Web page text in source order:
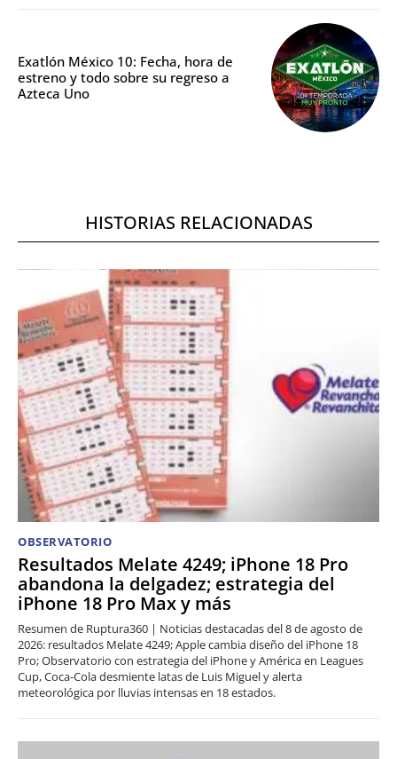
Exatlón México 10: Fecha, hora de
estreno y todo sobre su regreso a
Azteca Uno
HISTORIAS RELACIONADAS
OBSERVATORIO
Resultados Melate 4249; iPhone 18 Pro
abandona la delgadez; estrategia del
iPhone 18 Pro Max y más
Resumen de Ruptura360 | Noticias destacadas del 8 de agosto de
2026: resultados Melate 4249; Apple cambia diseño del iPhone 18
Pro; Observatorio con estrategia del iPhone y América en Leagues
Cup, Coca-Cola desmiente latas de Luis Miguel y alerta
meteorológica por lluvias intensas en 18 estados.